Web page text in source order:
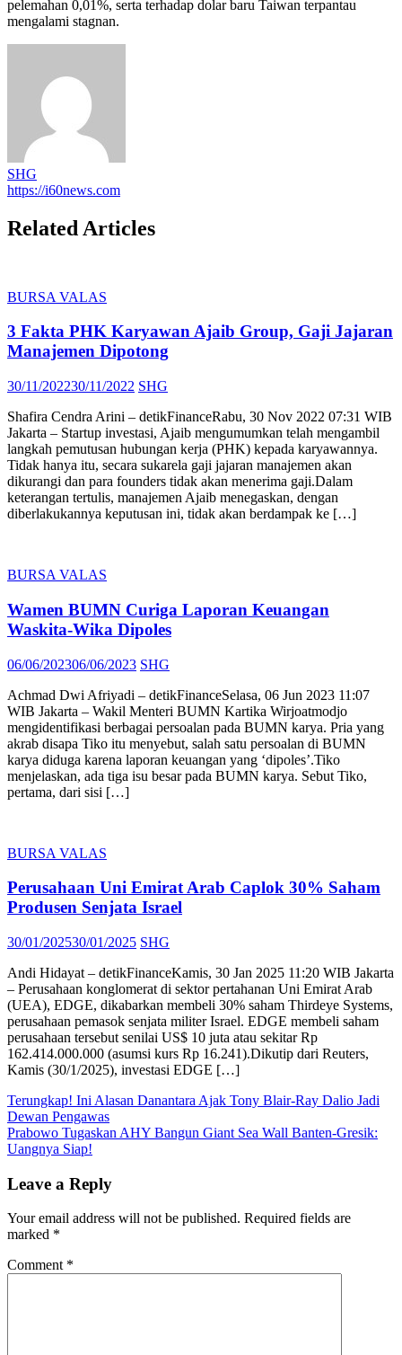
pelemahan 0,01%, serta terhadap dolar baru Taiwan terpantau
mengalami stagnan.
SHG
https://i60news.com
Related Articles
BURSA VALAS
3 Fakta PHK Karyawan Ajaib Group, Gaji Jajaran
Manajemen Dipotong
Posted
30/11/202230/11/2022 Author
SHG
Shafira Cendra Arini – detikFinanceRabu, 30 Nov 2022 07:31 WIB
Jakarta – Startup investasi, Ajaib mengumumkan telah mengambil
langkah pemutusan hubungan kerja (PHK) kepada karyawannya.
Tidak hanya itu, secara sukarela gaji jajaran manajemen akan
dikurangi dan para founders tidak akan menerima gaji.Dalam
keterangan tertulis, manajemen Ajaib menegaskan, dengan
diberlakukannya keputusan ini, tidak akan berdampak ke […]
BURSA VALAS
Wamen BUMN Curiga Laporan Keuangan
Waskita-Wika Dipoles
Posted
06/06/202306/06/2023 Author
SHG
Achmad Dwi Afriyadi – detikFinanceSelasa, 06 Jun 2023 11:07
WIB Jakarta – Wakil Menteri BUMN Kartika Wirjoatmodjo
mengidentifikasi berbagai persoalan pada BUMN karya. Pria yang
akrab disapa Tiko itu menyebut, salah satu persoalan di BUMN
karya diduga karena laporan keuangan yang ‘dipoles’.Tiko
menjelaskan, ada tiga isu besar pada BUMN karya. Sebut Tiko,
pertama, dari sisi […]
BURSA VALAS
Perusahaan Uni Emirat Arab Caplok 30% Saham
Produsen Senjata Israel
Posted
30/01/202530/01/2025 Author
SHG
Andi Hidayat – detikFinanceKamis, 30 Jan 2025 11:20 WIB Jakarta
– Perusahaan konglomerat di sektor pertahanan Uni Emirat Arab
(UEA), EDGE, dikabarkan membeli 30% saham Thirdeye Systems,
perusahaan pemasok senjata militer Israel. EDGE membeli saham
perusahaan tersebut senilai US$ 10 juta atau sekitar Rp
162.414.000.000 (asumsi kurs Rp 16.241).Dikutip dari Reuters,
Kamis (30/1/2025), investasi EDGE […]
Post
navigation
Terungkap! Ini Alasan Danantara Ajak Tony Blair-Ray Dalio Jadi
Dewan Pengawas
Prabowo Tugaskan AHY Bangun Giant Sea Wall Banten-Gresik:
Uangnya Siap!
Leave a Reply
Your email address will not be published. Required fields are
marked *
Comment *